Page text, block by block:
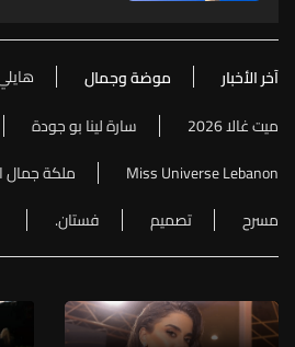
آخر الأخبار موضة وجمال
ميت غالا 2026
سارة لينا بو جودة
Miss Universe Lebanon
ملكة جمال
مسرح
تصميم فستان.